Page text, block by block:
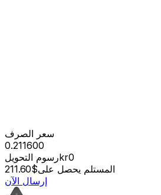
سعر الصرف
0.211600
رسوم التحويلkr0
المستلم يحصل على$211.60
إرسال الآن